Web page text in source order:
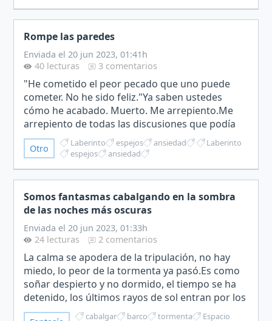
Rompe las paredes
Enviada el 20 jun 2023, 01:41h
40 lecturas
3 comentarios
"He cometido el peor pecado que uno puede
cometer. No he sido feliz."Ya saben ustedes
cómo he acabado. Muerto. Me arrepiento.Me
arrepiento de todas las discusiones que podía
haberme ahorrado, me arrepiento de todos los
abrazos que no pude dar…
Otro Laberinto espejos ansiedad
Laberinto
espejos
ansiedad
Somos fantasmas cabalgando en la sombra
de las noches más oscuras
Enviada el 20 jun 2023, 01:33h
24 lecturas
2 comentarios
La calma se apodera de la tripulación, no hay
miedo, lo peor de la tormenta ya pasó.Es como
soñar despierto y no dormido, el tiempo se ha
detenido, los últimos rayos de sol entran por los
"ojos de buey", iluminando mi camarote como
cabalgar barco tormenta Espacio